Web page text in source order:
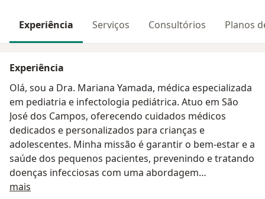
Experiência Serviços Consultórios Planos
Experiência
Olá, sou a Dra. Mariana Yamada, médica especializada
em pediatria e infectologia pediátrica. Atuo em São
José dos Campos, oferecendo cuidados médicos
dedicados e personalizados para crianças e
adolescentes. Minha missão é garantir o bem-estar e a
saúde dos pequenos pacientes, prevenindo e tratando
doenças infecciosas com uma abordagem
humanizada e atualizada cientificamente.
mais